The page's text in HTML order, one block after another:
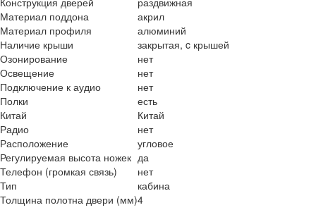
Материал поддона
акрил
Материал профиля
алюминий
Наличие крыши
закрытая, c крышей
Озонирование
нет
Освещение
нет
Подключение к аудио
нет
Полки
есть
Китай
Китай
Радио
нет
Расположение
угловое
Регулируемая высота ножек да
Телефон (громкая связь)
нет
Тип
кабина
Толщина полотна двери (мм)4